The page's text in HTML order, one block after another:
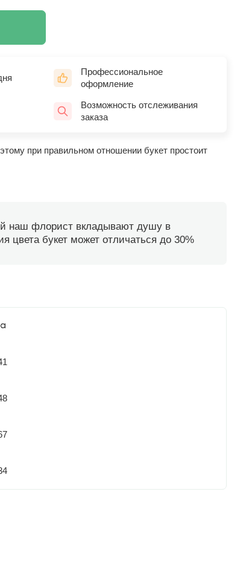
Профессиональное
оформление
Возможность отслеживания
заказа
при правильном отношении букет простоит
наш флорист вкладывают душу в
цвета букет может отличаться до 30%